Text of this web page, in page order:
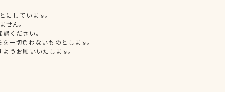
しています。
せん。
ください。
一切負わないものとします。
うお願いいたします。